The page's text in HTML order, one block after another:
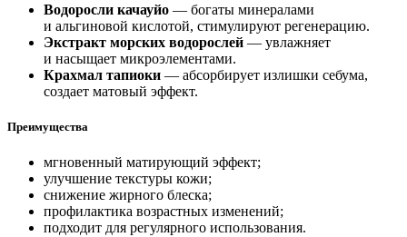
Водоросли качауйо — богаты минералами
и альгиновой кислотой, стимулируют регенерацию.
Экстракт морских водорослей — увлажняет
и насыщает микроэлементами.
Крахмал тапиоки — абсорбирует излишки себума,
создает матовый эффект.
Преимущества
мгновенный матирующий эффект;
улучшение текстуры кожи;
снижение жирного блеска;
профилактика возрастных изменений;
подходит для регулярного использования.